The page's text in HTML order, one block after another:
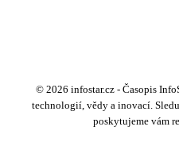
© 2026 infostar.cz - Časopis
technologií, vědy a inovací.
poskytujeme vám